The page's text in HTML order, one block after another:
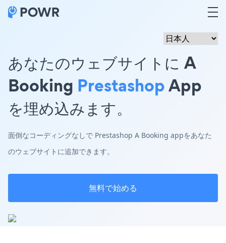
あなたのウェブサイトに A
Booking PrestashopApp
を埋め込みます。
面倒なコーディングなしで Prestashop A Booking appをあなた
のウェブサイトに追加できます。
無料で始める